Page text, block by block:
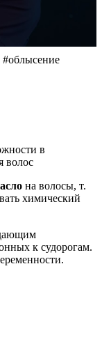
на волосы, т.
химический
к судорогам.